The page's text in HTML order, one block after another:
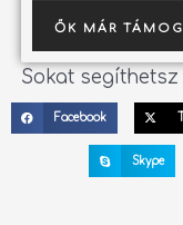
ŐK MÁR
Sokat
Facebook
Skype